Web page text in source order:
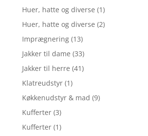
Huer, hatte og diverse (1)
Huer, hatte og diverse (2)
Imprægnering (13)
Jakker til dame (33)
Jakker til herre (41)
Klatreudstyr (1)
Køkkenudstyr & mad (9)
Kufferter (3)
Kufferter (1)